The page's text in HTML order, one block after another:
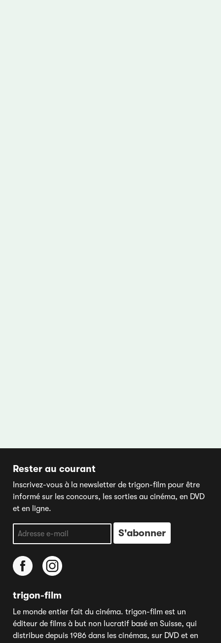
Rester au courant
Inscrivez-vous à la newsletter de trigon-film pour être
informé sur les concours, les sorties au cinéma, en DVD
et en ligne.
trigon-film
Le monde entier fait du cinéma. trigon-film est un
éditeur de films à but non lucratif basé en Suisse, qui
distribue depuis 1986 dans les cinémas, sur DVD et en